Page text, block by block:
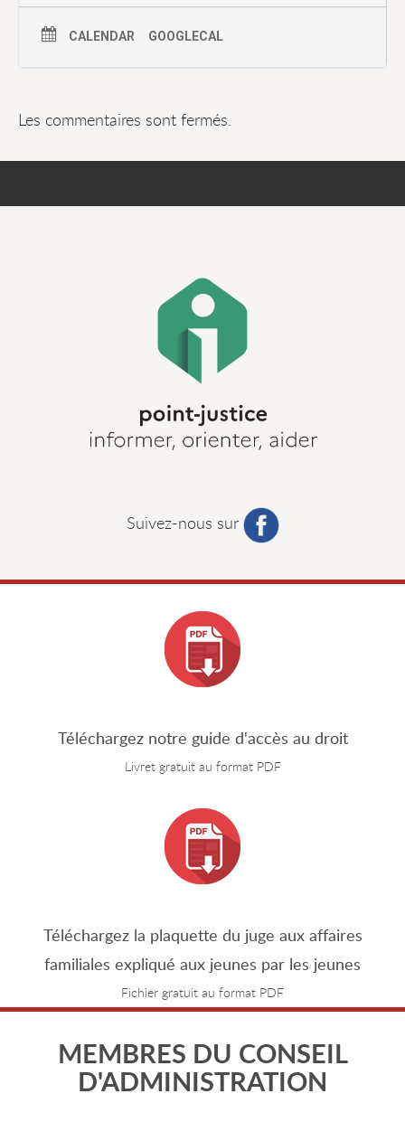
CALENDAR GOOGLECAL
Les commentaires sont fermés.
Suivez-nous sur
Téléchargez notre guide d'accès au droit
Livret gratuit au format PDF
Téléchargez la plaquette du juge aux affaires
familiales expliqué aux jeunes par les jeunes
Fichier gratuit au format PDF
MEMBRES DU CONSEIL
D'ADMINISTRATION